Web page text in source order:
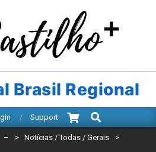
Brasil Regional
Support
Search
– > Notícias / Todas / Gerais >